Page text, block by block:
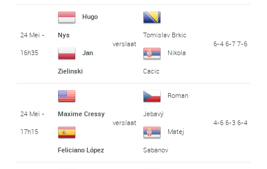
24 Mei -
16h35
Hugo
Nys
Jan
Zielinski
verslaat
Tomislav Brkic
Nikola
Cacic
6-4 6-7 7-6
24 Mei -
17h15
Maxime Cressy
Feliciano López
verslaat
Roman
Jebavý
Matej
Sabanov
4-6 6-3 6-4